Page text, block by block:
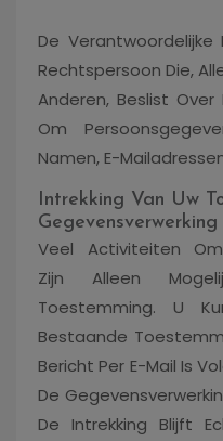
De
Rechtspersoon Die,
Anderen, Beslist Over
Om
Namen, E-
Intrekking Van Uw
Gegevensverwerking
Veel Activiteiten
Zijn Alleen
Toestemming. U
Bestaande
Bericht Per E-Mail Is
De
De Intrekking Blijft